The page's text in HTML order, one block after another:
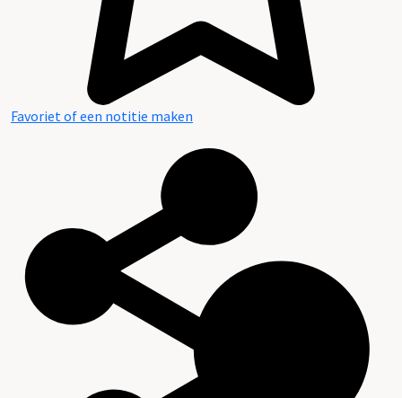
Favoriet of een notitie maken